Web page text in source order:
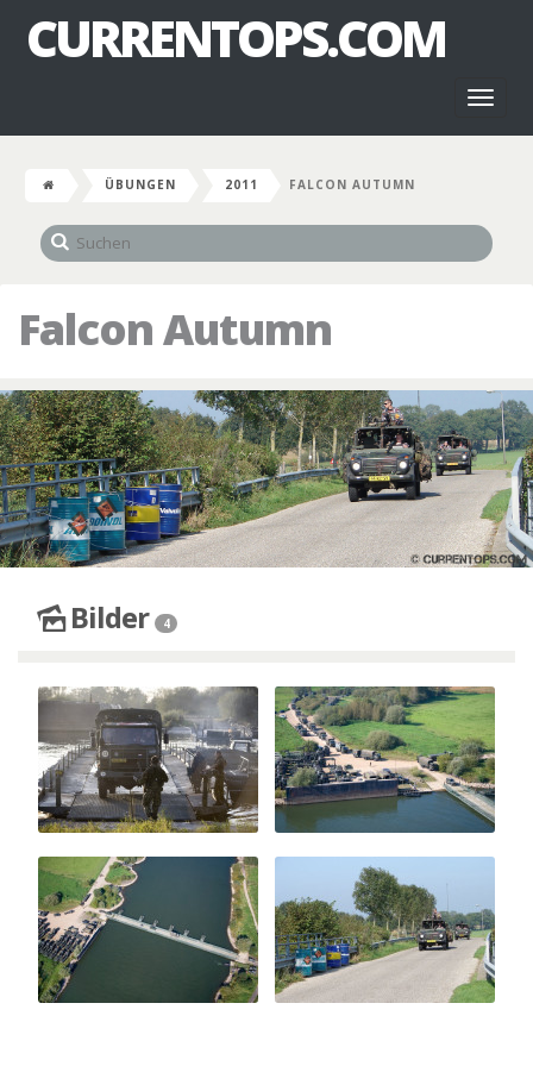
CURRENTOPS.COM
ÜBUNGEN 2011 FALCON AUTUMN
Falcon Autumn
Bilder 4